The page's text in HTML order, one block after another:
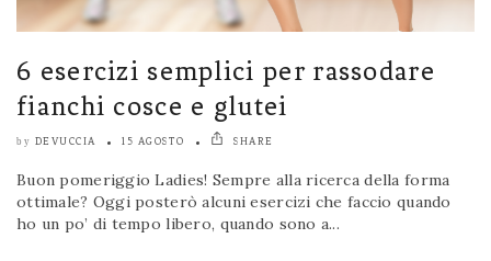
6 esercizi semplici per rassodare
fianchi cosce e glutei
by DEVUCCIA 15 AGOSTO SHARE
Buon pomeriggio Ladies! Sempre alla ricerca della forma
ottimale? Oggi posterò alcuni esercizi che faccio quando
ho un po’ di tempo libero, quando sono a...